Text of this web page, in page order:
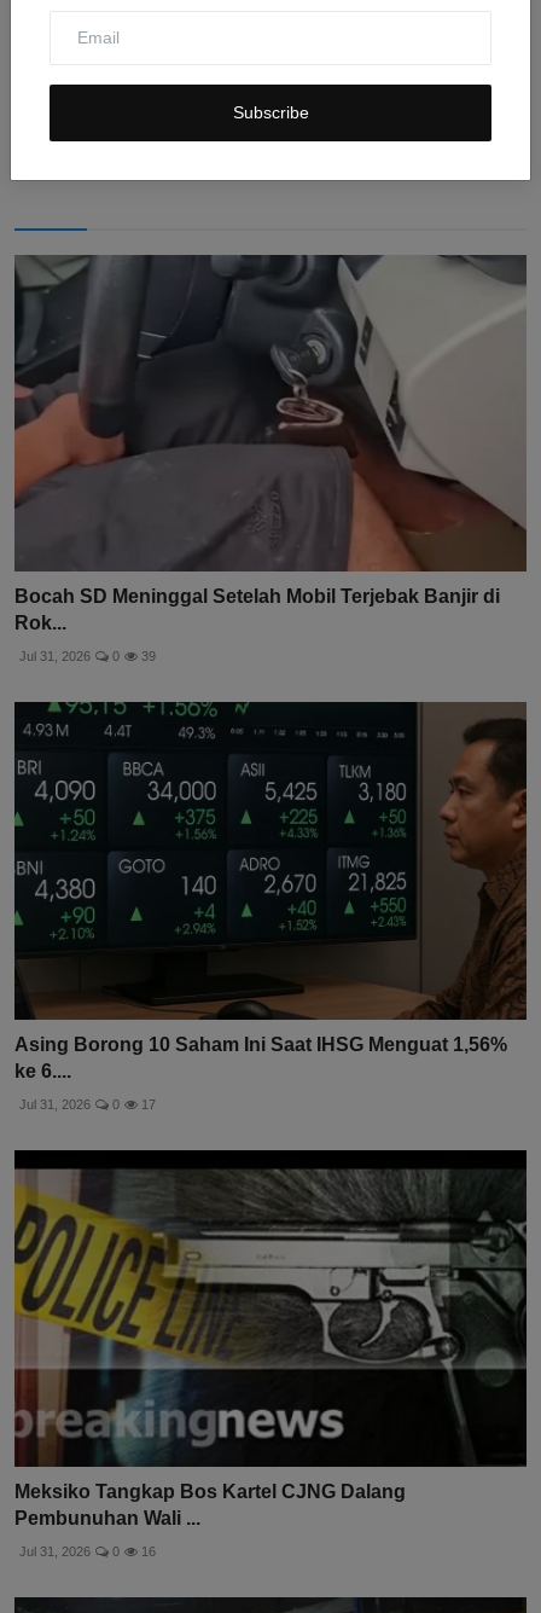
Subscribe
Penarikan Ten...
Bocah SD Meninggal Setelah Mobil Terjebak Banjir di
Rok...
Jul 31, 2026 0 39
Asing Borong 10 Saham Ini Saat IHSG Menguat 1,56%
ke 6....
Jul 31, 2026 0 17
Meksiko Tangkap Bos Kartel CJNG Dalang
Pembunuhan Wali ...
Jul 31, 2026 0 16